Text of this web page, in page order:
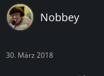
Nobbey
30. März 2018